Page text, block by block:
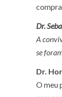
Dr.
A
se
Dr.
O meu